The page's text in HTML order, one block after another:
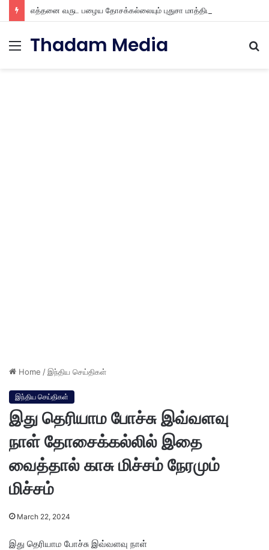
Menu
Thadam Media
Home /இந்திய செய்திகள்
இந்திய செய்திகள்
இது தெரியாம போச்சு இவ்வளவு
நாள் தோசைக்கல்லில் இதை
வைத்தால் காசு மிச்சம் நேரமும்
மிச்சம்
March 22, 2024
இது தெரியாம போச்சு இவ்வளவு நாள்